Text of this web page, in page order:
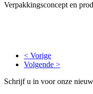
Verpakkingsconcept en
< Vorige
Volgende >
Schrijf u in voor onze